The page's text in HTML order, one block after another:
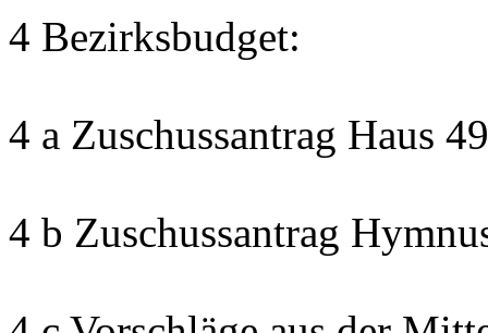
4 Bezirksbudget:
4 a Zuschussantrag Haus 49
4 b Zuschussantrag